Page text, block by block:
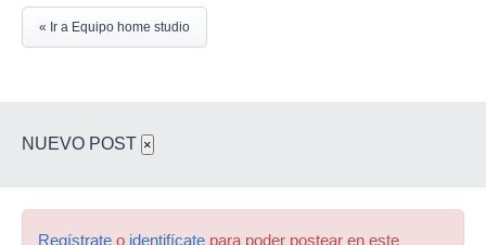
« Ir a Equipo home studio
NUEVO POST ×
Regístrate o identifícate para poder postear en este